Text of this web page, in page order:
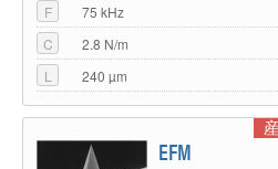
F
75 kHz
C
2.8 N/m
L
240 µm
EFM